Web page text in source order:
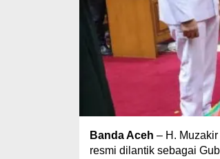
Banda Aceh – H.
resmi dilantik sebagai